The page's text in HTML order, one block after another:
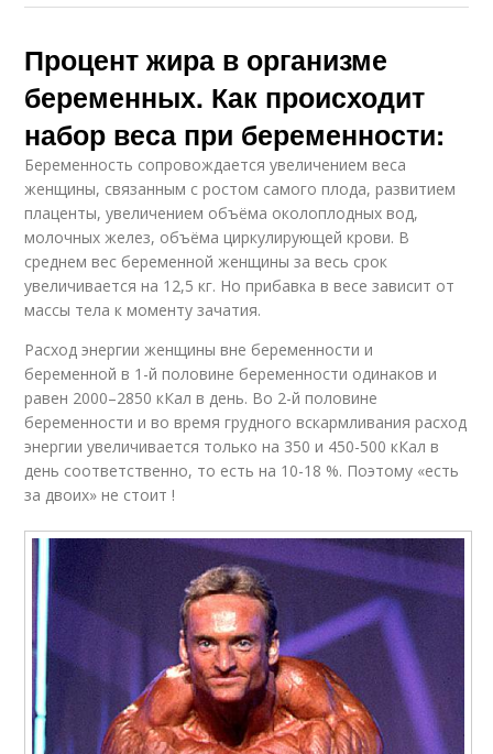
Процент жира в организме
беременных. Как происходит
набор веса при беременности:
Беременность сопровождается увеличением веса
женщины, связанным с ростом самого плода, развитием
плаценты, увеличением объёма околоплодных вод,
молочных желез, объёма циркулирующей крови. В
среднем вес беременной женщины за весь срок
увеличивается на 12,5 кг. Но прибавка в весе зависит от
массы тела к моменту зачатия.
Расход энергии женщины вне беременности и
беременной в 1-й половине беременности одинаков и
равен 2000–2850 кКал в день. Во 2-й половине
беременности и во время грудного вскармливания расход
энергии увеличивается только на 350 и 450-500 кКал в
день соответственно, то есть на 10-18 %. Поэтому «есть
за двоих» не стоит !